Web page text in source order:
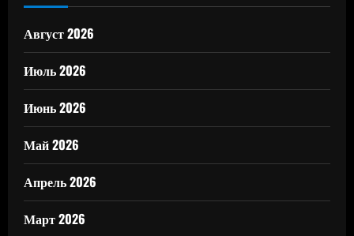
Август 2026
Июль 2026
Июнь 2026
Май 2026
Апрель 2026
Март 2026